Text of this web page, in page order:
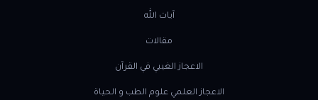
آيات الله
مقالات
الاعجاز الغيبي في القرآن
الاعجاز العلمي علوم الطب و الحياة